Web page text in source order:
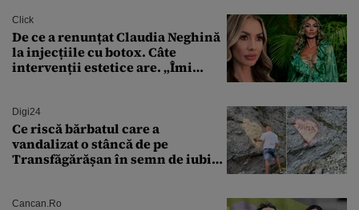
Click
De ce a renunțat Claudia Neghină
la injecțiile cu botox. Câte
intervenții estetice are. „Îmi
Digi24
Ce riscă bărbatul care a
vandalizat o stâncă de pe
Transfăgărășan în semn de iubire
Cancan.ro